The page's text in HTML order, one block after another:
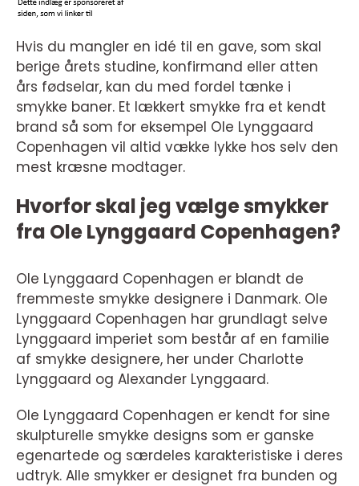
Hvis du mangler en idé til en gave, som skal
berige årets studine, konfirmand eller atten
års fødselar, kan du med fordel tænke i
smykke baner. Et lækkert smykke fra et kendt
brand så som for eksempel Ole Lynggaard
Copenhagen vil altid vække lykke hos selv den
mest kræsne modtager.
Hvorfor skal jeg vælge smykker
fra Ole Lynggaard Copenhagen?
Ole Lynggaard Copenhagen er blandt de
fremmeste smykke designere i Danmark. Ole
Lynggaard Copenhagen har grundlagt selve
Lynggaard imperiet som består af en familie
af smykke designere, her under Charlotte
Lynggaard og Alexander Lynggaard.
Ole Lynggaard Copenhagen er kendt for sine
skulpturelle smykke designs som er ganske
egenartede og særdeles karakteristiske i deres
udtryk. Alle smykker er designet fra bunden og